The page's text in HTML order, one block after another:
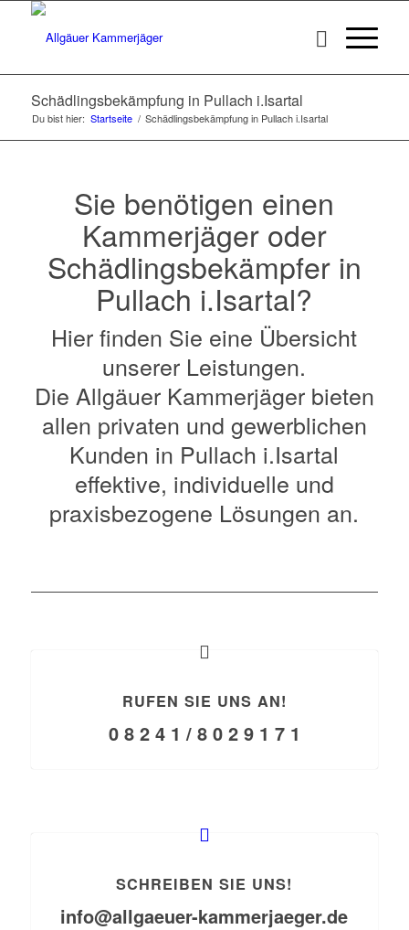
Schädlingsbekämpfung in Pullach i.Isartal
Du bist hier: Startseite / Schädlingsbekämpfung in Pullach i.Isartal
Sie benötigen einen
Kammerjäger oder
Schädlingsbekämpfer in
Pullach i.Isartal?
Hier finden Sie eine Übersicht
unserer Leistungen.
Die Allgäuer Kammerjäger bieten
allen privaten und gewerblichen
Kunden in Pullach i.Isartal
effektive, individuelle und
praxisbezogene Lösungen an.
RUFEN SIE UNS AN!
0 8 2 4 1 / 8 0 2 9 1 7 1
SCHREIBEN SIE UNS!
info@allgaeuer-kammerjaeger.de